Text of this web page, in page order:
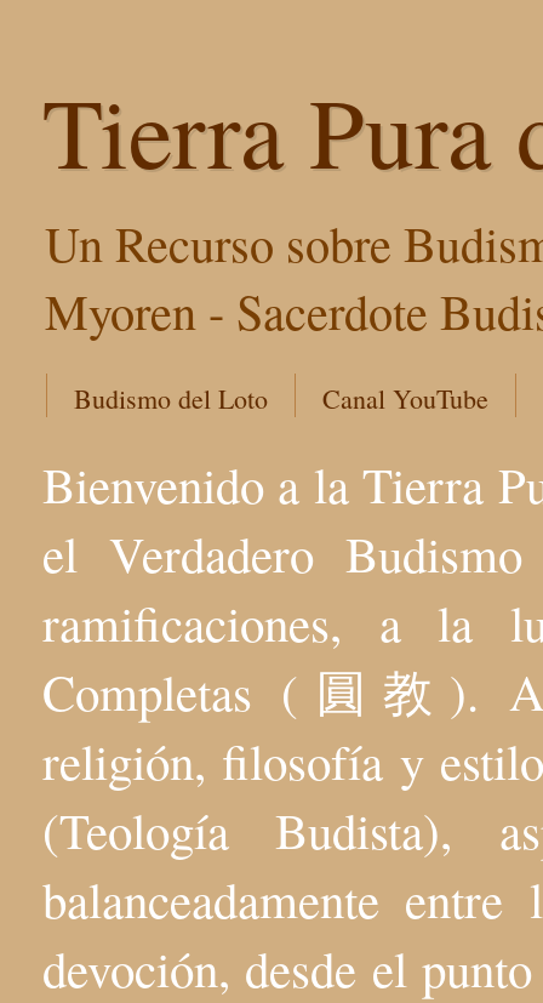
Tierra Pura
Un Recurso sobre
Myoren - Sacerdote
Budismo del Loto Canal YouTube
Bienvenido a la Tierra
el Verdadero
ramificaciones, a la
Completas (圓教).
religión, filosofía y
(Teología Budista),
balanceadamente
devoción, desde el